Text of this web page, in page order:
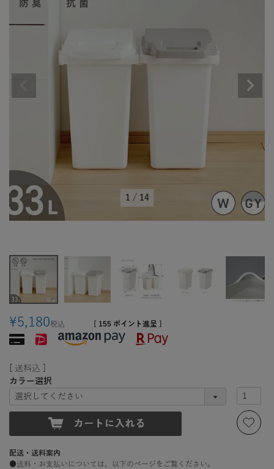
1 / 14
¥5,180税込 155 ポイント進呈 ]
送料込
カラー選択
配送・送料案内
●送料・お支払いについては、以下のページをご覧ください。